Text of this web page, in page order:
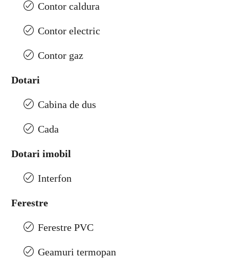
Contor caldura
Contor electric
Contor gaz
Dotari
Cabina de dus
Cada
Dotari imobil
Interfon
Ferestre
Ferestre PVC
Geamuri termopan